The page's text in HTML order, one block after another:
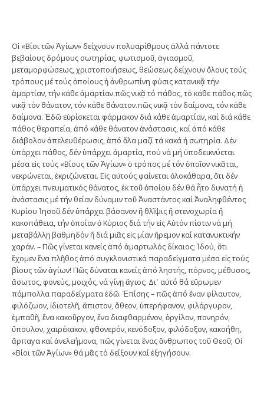
Οἱ «Βίοι τῶν Ἁγίων» δείχνουν πολυαρίθμους ἀλλά πάντοτε
βεβαίους δρόμους σωτηρίας, φωτισμοῦ, ἁγιασμοῦ,
μεταμορφώσεως, χριστοποιήσεως, θεώσεως.δείχνουν ὅλους τούς
τρόπους μέ τούς ὁποίους ἡ ἀνθρωπίνη φύσις κατανικᾷ τήν
ἁμαρτίαν, τήν κάθε ἁμαρτίαν.πῶς νικᾷ τό πάθος, τό κάθε πάθος.πῶς
νικᾷ τόν θάνατον, τόν κάθε θάνατον.πῶς νικᾷ τόν δαίμονα, τόν κάθε
δαίμονα. Ἐδῶ εὑρίσκεται φάρμακον διά κάθε ἁμαρτίαν, καί διά κάθε
πάθος θεραπεία, ἀπό κάθε θάνατον ἀνάστασις, καί ἀπό κάθε
διάβολον ἀπελευθέρωσις, ἀπό ὅλα μαζί τά κακά ἡ σωτηρία. Δέν
ὑπάρχει πάθος, δέν ὑπάρχει ἁμαρτία, πού νά μή ὑποδεικνύεται
μέσα εἰς τούς «Βίους τῶν Ἁγίων» ὁ τρόπος μέ τόν ὁποῖον νικᾶται,
νεκρώνεται, ἐκριζώνεται. Εἰς αὐτούς φαίνεται ὁλοκάθαρα, ὅτι δέν
ὑπάρχει πνευματικός θάνατος, ἐκ τοῦ ὁποίου δέν θά ἦτο δυνατή ἡ
ἀνάστασις μέ τήν θείαν δύναμιν τοῦ Ἀναστάντος καί Ἀναληφθέντος
Κυρίου Ἰησοῦ.δέν ὑπάρχει βάσανον ἤ θλῖψις ἤ στενοχωρία ἤ
κακοπάθεια, τήν ὁποίαν ὁ Κύριος διά τήν εἰς Αὐτόν πίστιν νά μή
μεταβάλλῃ βαθμηδόν ἤ διά μιᾶς εἰς μίαν ἤρεμον καί κατανυκτικήν
χαράν. – Πῶς γίνεται κανείς ἀπό ἁμαρτωλός δίκαιος; Ἰδού, ὅτι
ἔχομεν ἕνα πλῆθος ἀπό συγκλονιστικά παραδείγματα μέσα εἰς τούς
βίους τῶν ἁγίων! Πῶς δύναται κανείς ἀπό ληστής, πόρνος, μέθυσος,
ἄσωτος, φονεύς, μοιχός, νά γίνῃ ἅγιος; Δι᾽ αὐτό θά εὕρωμεν
πάμπολλα παραδείγματα ἐδῶ. Ἐπίσης – πῶς ἀπό ἕναν φίλαυτον,
φιλόζωον, ἰδιοτελῆ, ἄπιστον, ἄθεον, ὑπερήφανον, φιλάργυρον,
ἐμπαθῆ, ἕνα κακοῦργον, ἕνα διαφθαρμένον, ὀργίλον, πονηρόν,
ὕπουλον, χαιρέκακον, φθονερόν, κενόδοξον, φιλόδοξον, κακοήθη,
ἅρπαγα καί ἀνελεήμονα, πῶς γίνεται ἕνας ἄνθρωπος τοῦ Θεοῦ; Οἱ
«Βίοι τῶν Ἁγίων» θά μᾶς τό δείξουν καί ἐξηγήσουν.